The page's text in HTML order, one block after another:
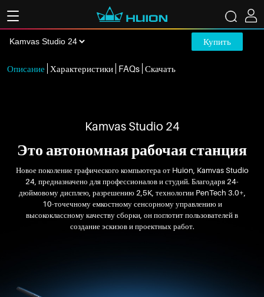
Купить
Описание Характеристики FAQs Скачать
Kamvas Studio 24
Это автономная рабочая станция
Новое поколение графического компьютера от Huion, Kamvas Studio
24, предназначено для профессионалов и студий. Благодаря 24-
дюймовому дисплею, разрешению 2,5K, технологии PenTech 3.0+,
10-точечному емкостному сенсорному управлению и
высококлассному качеству сборки, он поглотит пользователей в
создание эскизов и проектных работ.